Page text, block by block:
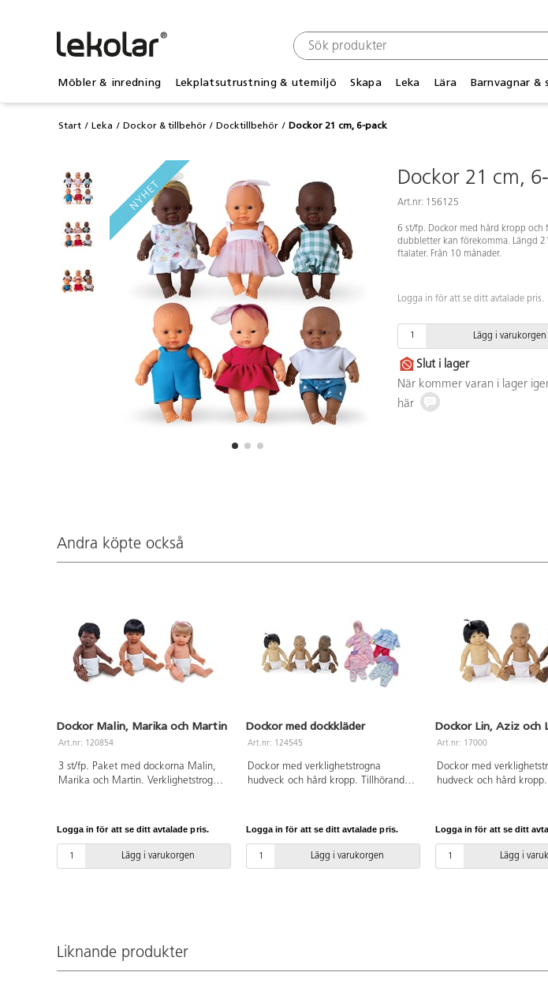
Möbler & inredning Lekplatsutrustning & utemiljö Skapa Leka Lära Barnvagnar &
Start Leka Dockor & tillbehör Docktillbehör Dockor 21 cm, 6-pack
Dockor 21 cm,
Art.nr: 156125
6 st/fp. Dockor med hård kropp och
dubbletter kan förekomma. Längd
ftalater. Från 10 månader.
Logga in för att se ditt avtalade pris.
Lägg i varukorgen
Slut i lager
När kommer varan i lager
här
Andra köpte också
Dockor Malin, Marika och Martin
Art.nr: 120854
3 st/fp. Paket med dockorna Malin,
Marika och Martin. Verklighetstrogna
Logga in för att se ditt avtalade pris.
Lägg i varukorgen
Dockor med dockkläder
Art.nr: 124545
Dockor med verklighetstrogna
hudveck och hård kropp. Tillhörande
Logga in för att se ditt avtalade pris.
Lägg i varukorgen
Dockor Lin, Aziz och
Art.nr: 17000
Dockor med
hudveck och hård
Logga in för att se ditt
Lägg i
Liknande produkter